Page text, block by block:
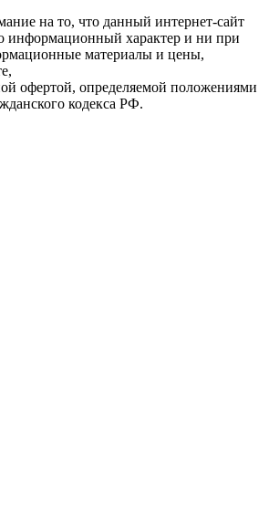
на то, что данный интернет-сайт
информационный характер и ни при
материалы и цены,
офертой, определяемой положениями
кодекса РФ.